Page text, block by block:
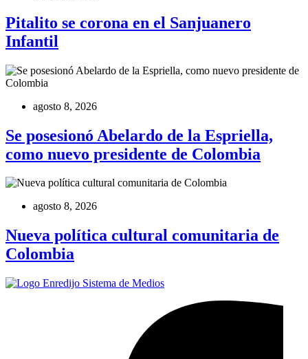
Pitalito se corona en el Sanjuanero
Infantil
agosto 8, 2026
Se posesionó Abelardo de la Espriella,
como nuevo presidente de Colombia
agosto 8, 2026
Nueva política cultural comunitaria de
Colombia